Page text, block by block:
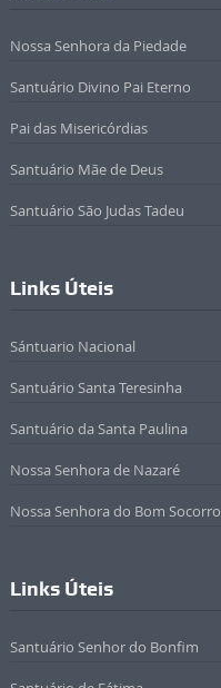
Nossa Senhora da Piedade
Santuário Divino Pai Eterno
Pai das Misericórdias
Santuário Mãe de Deus
Santuário São Judas Tadeu
Links Úteis
Sántuario Nacional
Santuário Santa Teresinha
Santuário da Santa Paulina
Nossa Senhora de Nazaré
Nossa Senhora do Bom Socorro
Links Úteis
Santuário Senhor do Bonfim